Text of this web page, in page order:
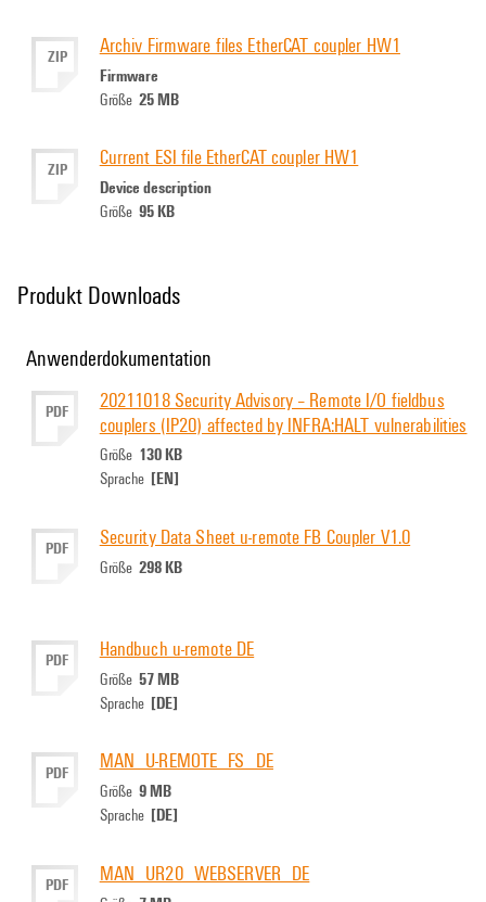
ZIP Archiv Firmware files EtherCAT coupler HW1
Firmware
Größe 25 MB
ZIP Current ESI file EtherCAT coupler HW1
Device description
Größe 95 KB
Produkt Downloads
Anwenderdokumentation
PDF
20211018 Security Advisory – Remote I/O fieldbus
couplers (IP20) affected by INFRA:HALT vulnerabilities
Größe 130 KB
Sprache [EN]
PDF Security Data Sheet u-remote FB Coupler V1.0
Größe 298 KB
PDF Handbuch u-remote DE
Größe 57 MB
Sprache [DE]
PDF MAN_U-REMOTE_FS_DE
Größe 9 MB
Sprache [DE]
PDF MAN_UR20_WEBSERVER_DE